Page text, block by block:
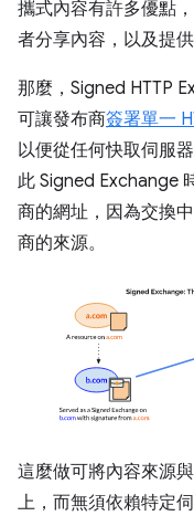
攜式內容有許多優點
者分享內容，以及提
那麼，Signed HTTP
可讓發布商簽署單一
以便從任何快取伺服
此 Signed Exchange
商的網址，因為交換
商的來源。
這麼做可將內容來源
上，而無須依賴特定